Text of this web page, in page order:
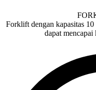
Forklift dengan kapasitas
dapat